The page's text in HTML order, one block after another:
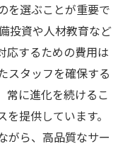
を選ぶことが重要で
投資や人材教育など
応するための費用は
スタッフを確保する
常に進化を続けるこ
提供しています。
がら、高品質なサー